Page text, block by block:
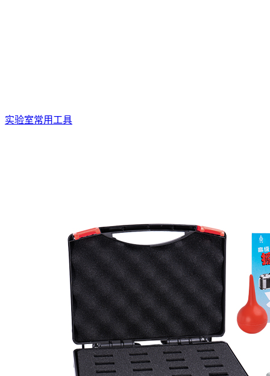
实验室常用工具